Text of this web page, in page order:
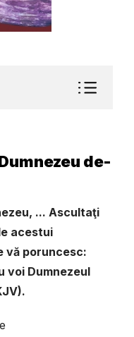
de-
... Ascultaţi
acestui
vă poruncesc:
voi Dumnezeul